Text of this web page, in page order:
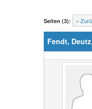
Seiten (3): «
Fendt,